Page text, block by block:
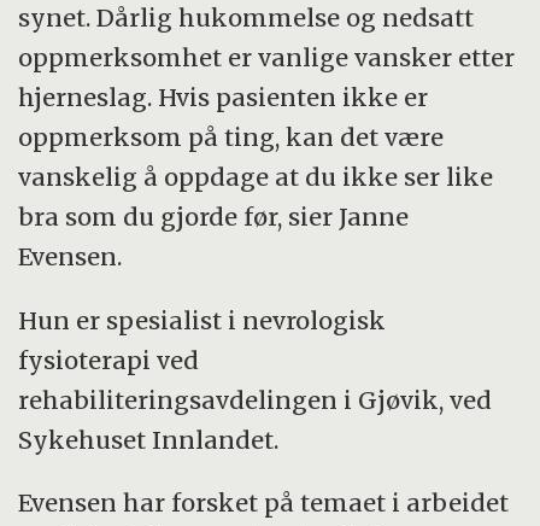
synet. Dårlig hukommelse og nedsatt
oppmerksomhet er vanlige vansker etter
hjerneslag. Hvis pasienten ikke er
oppmerksom på ting, kan det være
vanskelig å oppdage at du ikke ser like
bra som du gjorde før, sier Janne
Evensen.
Hun er spesialist i nevrologisk
fysioterapi ved
rehabiliteringsavdelingen i Gjøvik, ved
Sykehuset Innlandet.
Evensen har forsket på temaet i arbeidet